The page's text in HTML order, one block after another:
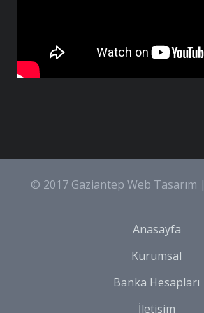
© 2017 Gaziantep Web Tasarım |
Anasayfa
Kurumsal
Banka Hesapları
İletişim